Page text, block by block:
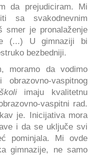
da prejudiciram. Mi
sa svakodnevnim
smer je pronalaženje
(...) U gimnaziji bi
bezbedniji.
moramo da vodimo
vaspitnog
imaju kvalitetnu
vaspitni rad.
je. Inicijativa mora
i da se uključe svi
pominjala. Mi ovde
gimnazije, ne samo